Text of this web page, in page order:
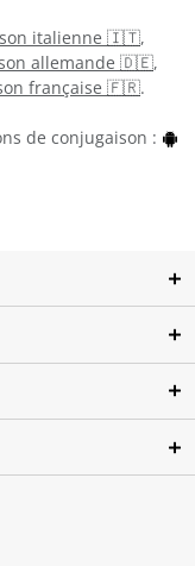
italienne 🇮🇹,
allemande 🇩🇪,
française 🇫🇷.
de conjugaison :